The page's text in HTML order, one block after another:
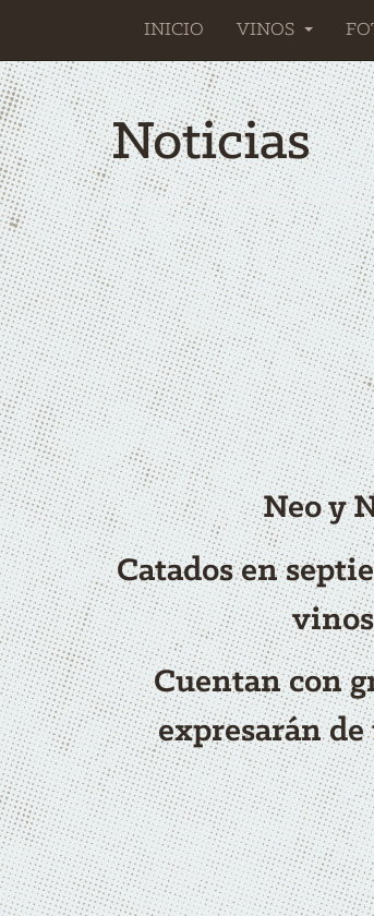
INICIO VINOS
Noticias
Neo y
Catados en
Cuentan con
expresarán